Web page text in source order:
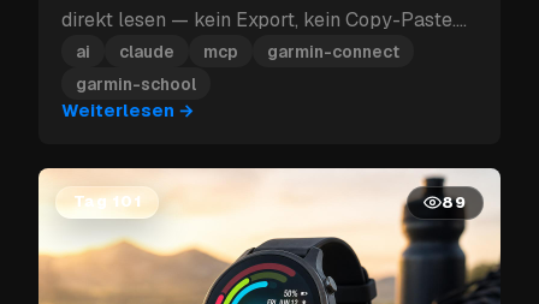
direkt lesen — kein Export, kein Copy-Paste.
Installiere ihn als Claude-Desktop-
Erweiterung in drei Schritten und frag Claude
alles über dein Training, deinen Schlaf oder
ai claude mcp
garmin-connect
garmin-school
Weiterlesen →
Tag 101 89